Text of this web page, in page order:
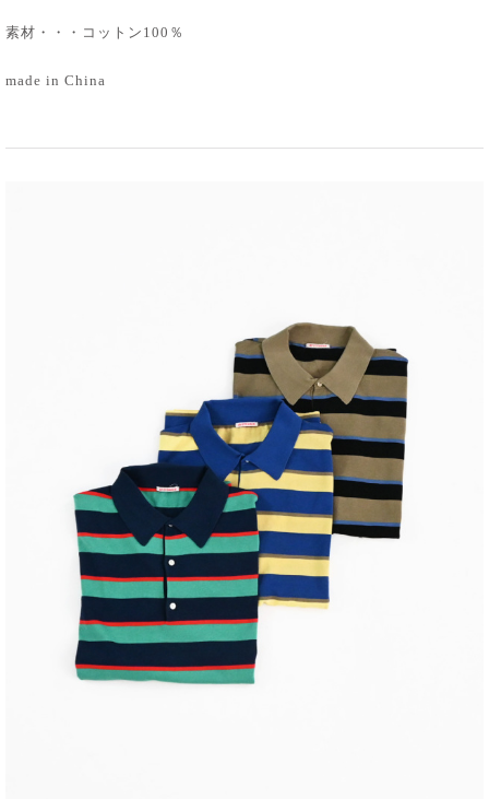
素材・・・コットン100％
made in China